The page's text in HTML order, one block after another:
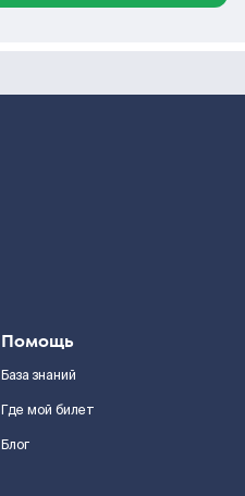
Помощь
База знаний
Где мой билет
Блог